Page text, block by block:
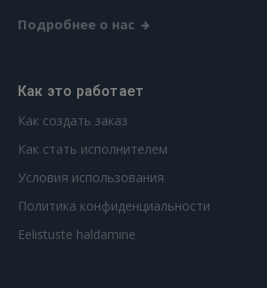
 Sign in with Apple
Подробнее о нас
Как это работает
Как создать заказ
Как стать исполнителем
Условия использования
Политика конфиденциальности
Eelistuste haldamine